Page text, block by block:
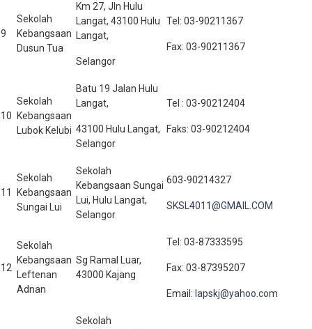
9
Sekolah
Kebangsaan
Dusun Tua
Km 27, Jln Hulu
Langat, 43100 Hulu
Langat,
Selangor
Tel: 03-90211367
Fax: 03-90211367
10
Sekolah
Kebangsaan
Lubok Kelubi
Batu 19 Jalan Hulu
Langat,
43100 Hulu Langat,
Selangor
Tel : 03-90212404
Faks: 03-90212404
11
Sekolah
Kebangsaan
Sungai Lui
Sekolah
Kebangsaan Sungai
Lui, Hulu Langat,
Selangor
603-90214327
SKSL4011@GMAIL.COM
12
Sekolah
Kebangsaan
Leftenan
Adnan
Sg Ramal Luar,
43000 Kajang
Tel: 03-87333595
Fax: 03-87395207
Email: lapskj@yahoo.com
Sekolah